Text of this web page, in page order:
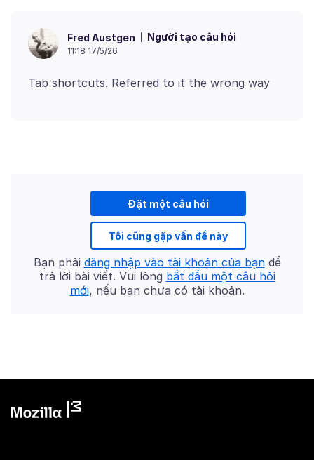
Fred Austgen Người tạo câu hỏi
11:18 17/5/26
Đặt một câu hỏi
Tôi cũng gặp vấn đề này
Bạn phải đăng nhập vào tài khoản của bạnđể
trả lời bài viết. Vui lòng bắt đầu một câu hỏi
mới, nếu bạn chưa có tài khoản.